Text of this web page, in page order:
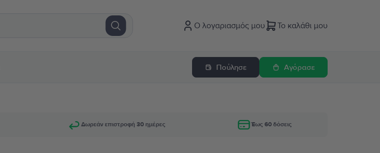
Ο λογαριασμός μου Το καλάθι μου
Πούλησε Αγόρασε
Δωρεάν επιστροφή 30 ημέρες Έως 60 δόσεις